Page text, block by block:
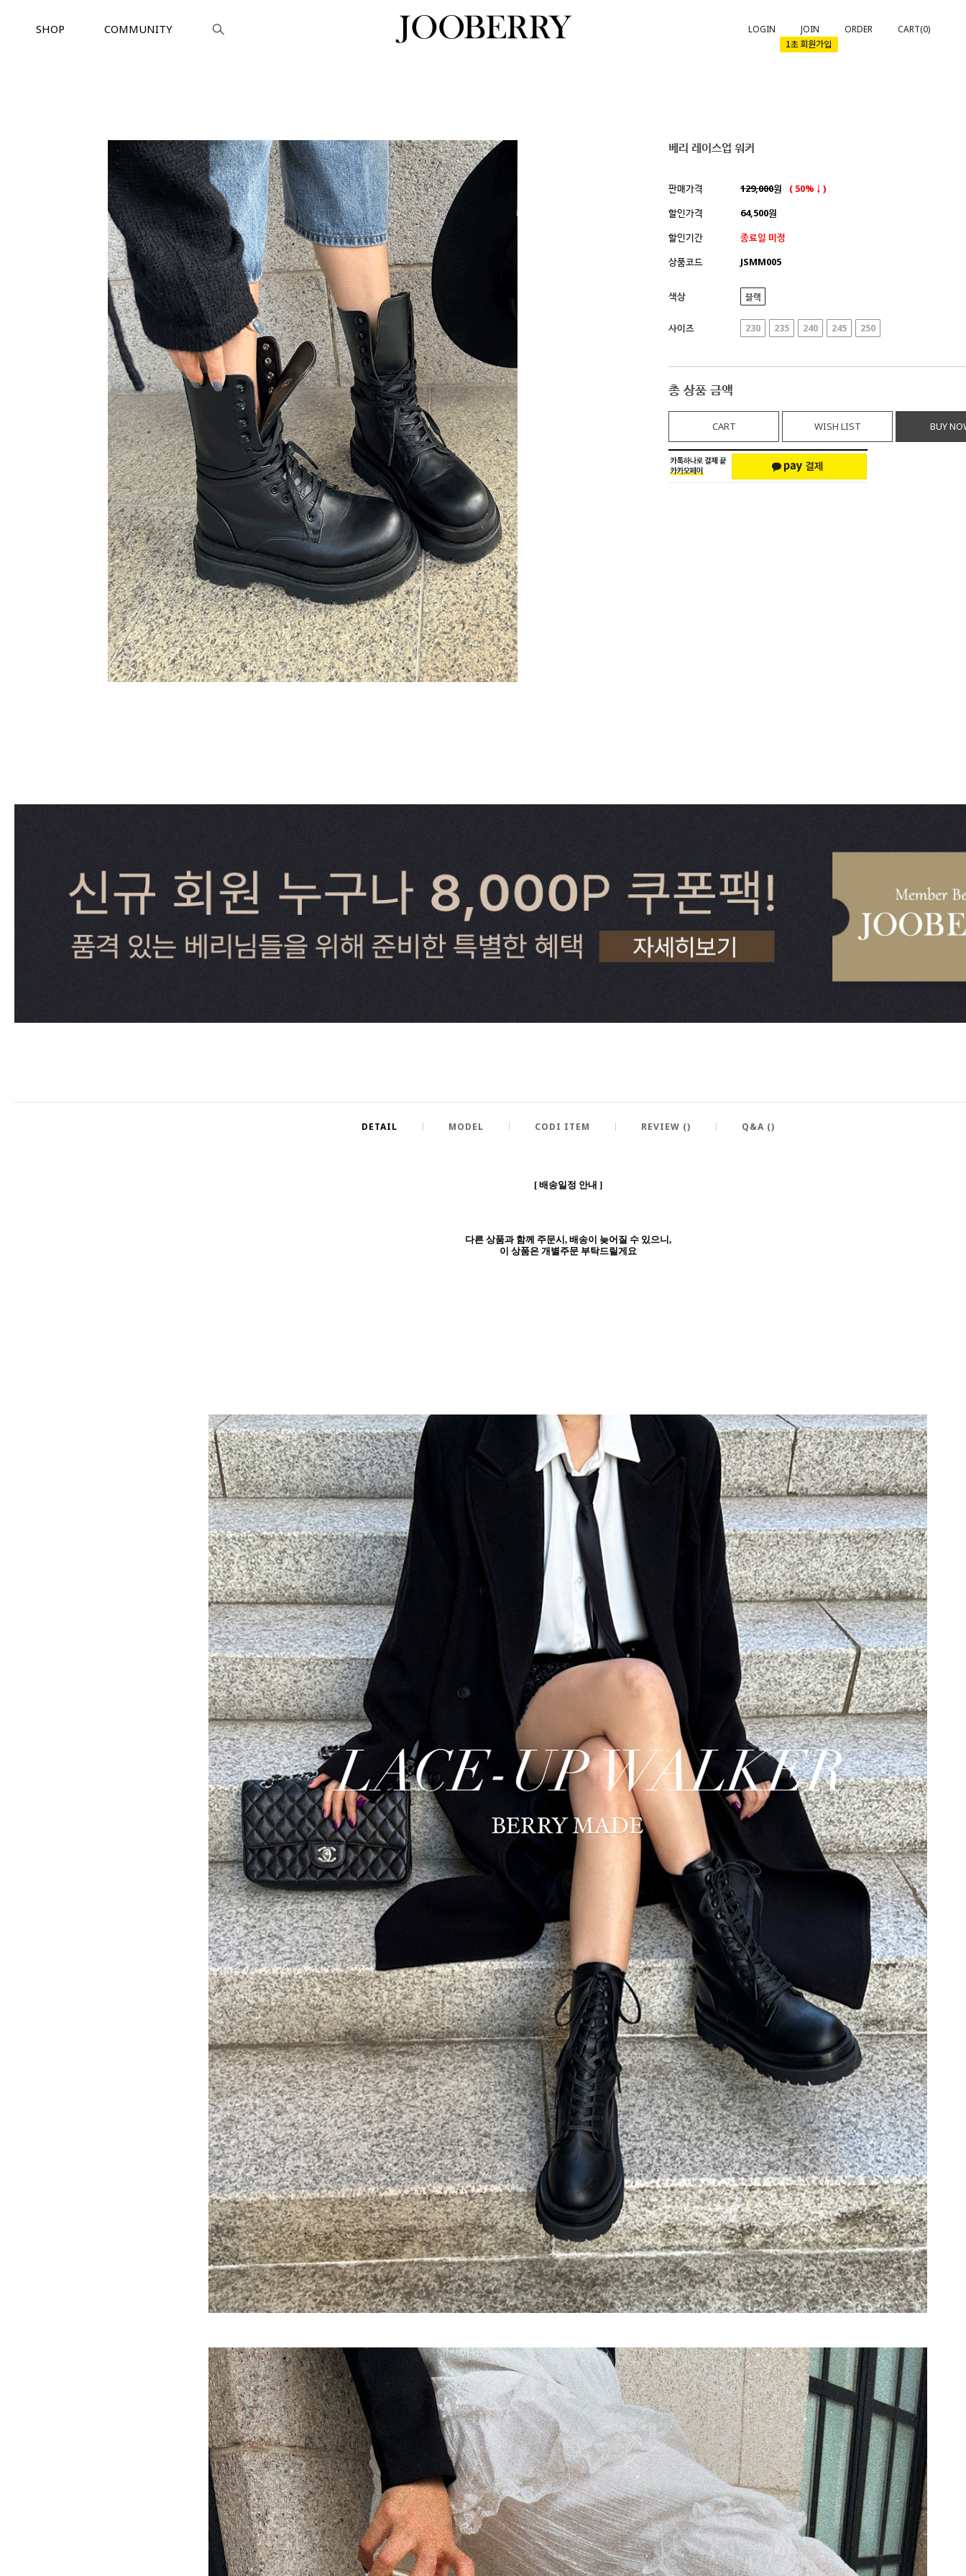
SHOP COMMUNITY LOGIN JOIN ORDER CART(0)
베리 레이스업 워커
판매가격 129,000원
( 50%↓)
할인가격
64,500원
할인기간
종료일 미정
상품코드
JSMM005
색상 블랙
사이즈 230 235 240 245 250
총 상품 금액
CART WISH LIST BUY
DETAIL MODEL CODI ITEM REVIEW () Q&A ()
[ 배송일정 안내 ]
다른 상품과 함께 주문시, 배송이 늦어질 수 있으니,
이 상품은 개별주문 부탁드릴게요